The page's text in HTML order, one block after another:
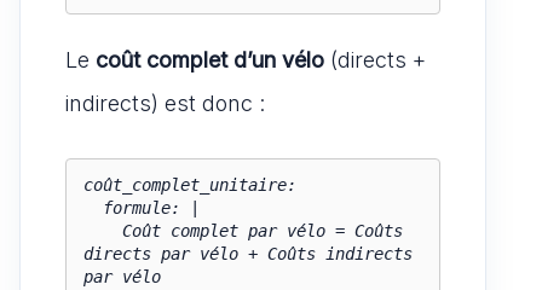
Le coût complet d’un vélo (directs +
indirects) est donc :
coût_complet_unitaire:
directs par vélo + Coûts indirects
par vélo